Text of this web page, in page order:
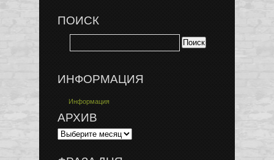
ПОИСК
ИНФОРМАЦИЯ
Информация
АРХИВ